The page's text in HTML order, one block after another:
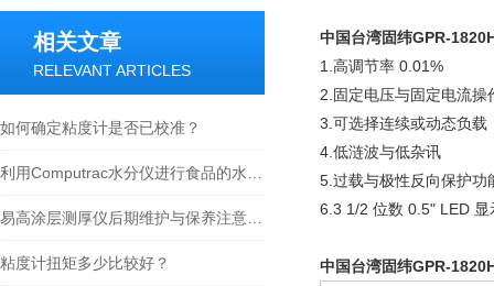
相关文章
RELEVANT ARTICLES
如何确定粘度计是否已校准？
粘度计扭矩多少比较好？
中国台湾固纬GPR-
1.高调节率 0.01%
2.固定电压与固定电流操
3.可选择连续或动态负载
4.低涟波与低杂讯
5.过载与极性反向保护功
6.3 1/2 位数 0.5" LED 显
中国台湾固纬GPR-